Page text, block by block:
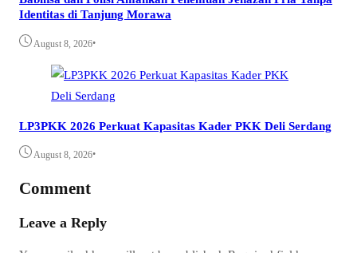
Identitas di Tanjung Morawa
August 8, 2026•
LP3PKK 2026 Perkuat Kapasitas Kader PKK Deli Serdang
August 8, 2026•
Comment
Leave a Reply